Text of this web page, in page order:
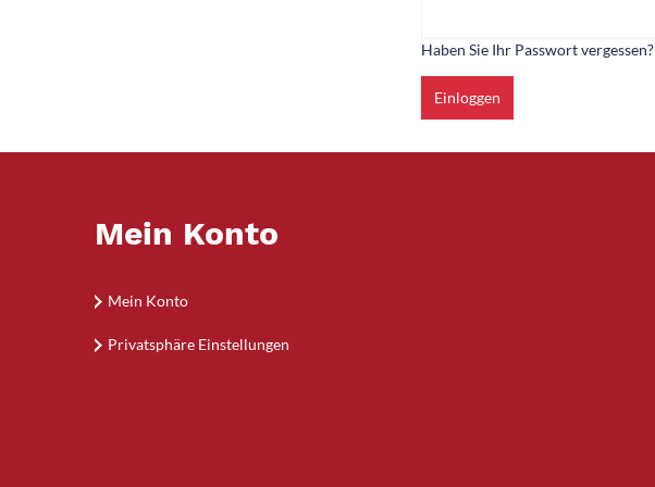
Haben Sie Ihr Passwort vergessen?
Einloggen
Mein Konto
Mein Konto
Privatsphäre Einstellungen